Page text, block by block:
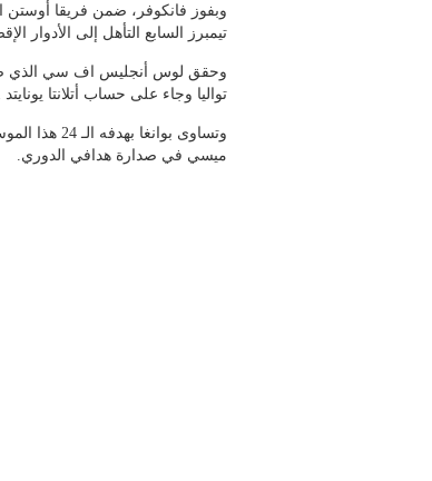
وبفوز فانكوفر، ضمن فريقا
تيمبرز السابع التأهل إلى الأدوار
وحقق لوس أنجليس اف سي الذي ضمن
تواليا وجاء على حساب أتلانتا يونايتد 1 0، سجله الغابوني دينيس بوانغا (86).
وتساوى
ميسي في صدارة هدافي الدوري.